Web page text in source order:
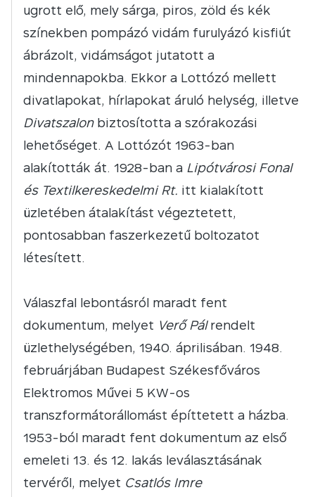
ugrott elő, mely sárga, piros, zöld és kék
színekben pompázó vidám furulyázó kisfiút
ábrázolt, vidámságot jutatott a
mindennapokba. Ekkor a Lottózó mellett
divatlapokat, hírlapokat áruló helység, illetve
Divatszalon biztosította a szórakozási
lehetőséget. A Lottózót 1963-ban
alakították át. 1928-ban a Lipótvárosi Fonal
és Textilkereskedelmi Rt. itt kialakított
üzletében átalakítást végeztetett,
pontosabban faszerkezetű boltozatot
létesített.
Válaszfal lebontásról maradt fent
dokumentum, melyet Verő Pálrendelt
üzlethelységében, 1940. áprilisában. 1948.
februárjában Budapest Székesfőváros
Elektromos Művei 5 KW-os
transzformátorállomást építtetett a házba.
1953-ból maradt fent dokumentum az első
emeleti 13. és 12. lakás leválasztásának
tervéről, melyet Csatlós Imre